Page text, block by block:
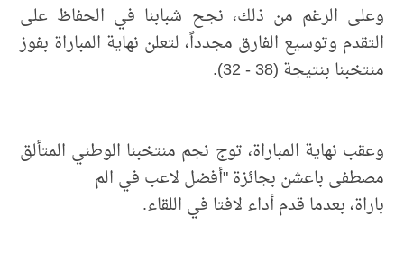
وعلى الرغم من ذلك، نجح شبابنا في الحفاظ على
التقدم وتوسيع الفارق مجدداً، لتعلن نهاية المباراة بفوز
منتخبنا بنتيجة (38 - 32).
وعقب نهاية المباراة، توج نجم منتخبنا الوطني المتألق
مصطفى باعشن بجائزة "أفضل لاعب في الم
باراة، بعدما قدم أداء لافتا في اللقاء.